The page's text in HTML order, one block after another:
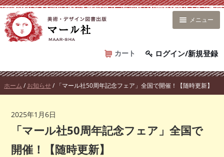
コ
ン
テ
ス
キ
カート ログイン/新規登録
メニュー
ホーム / お知らせ / 「マール社50周年記念フェア」全国で開催！【随時更新】
2025年1月6日
「マール社50周年記念フェア」全国で
開催！【随時更新】